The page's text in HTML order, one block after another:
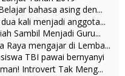
bahasa asing den...
kali menjadi anggota...
Sambil Menjadi Guru...
Raya mengajar di Lemba...
TBI pawai bernyanyi
Introvert Tak Meng...